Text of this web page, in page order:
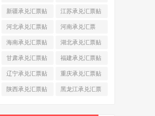
现(463)
(979)
新疆承兑汇票贴
现(264)
江苏承兑汇票贴
现(774)
河北承兑汇票贴
现(374)
河南承兑汇票
(518)
海南承兑汇票贴
现(145)
湖北承兑汇票贴
现(587)
甘肃承兑汇票贴
现(194)
福建承兑汇票贴
现(945)
辽宁承兑汇票贴
现(344)
重庆承兑汇票贴
现(232)
陕西承兑汇票贴
黑龙江承兑汇票